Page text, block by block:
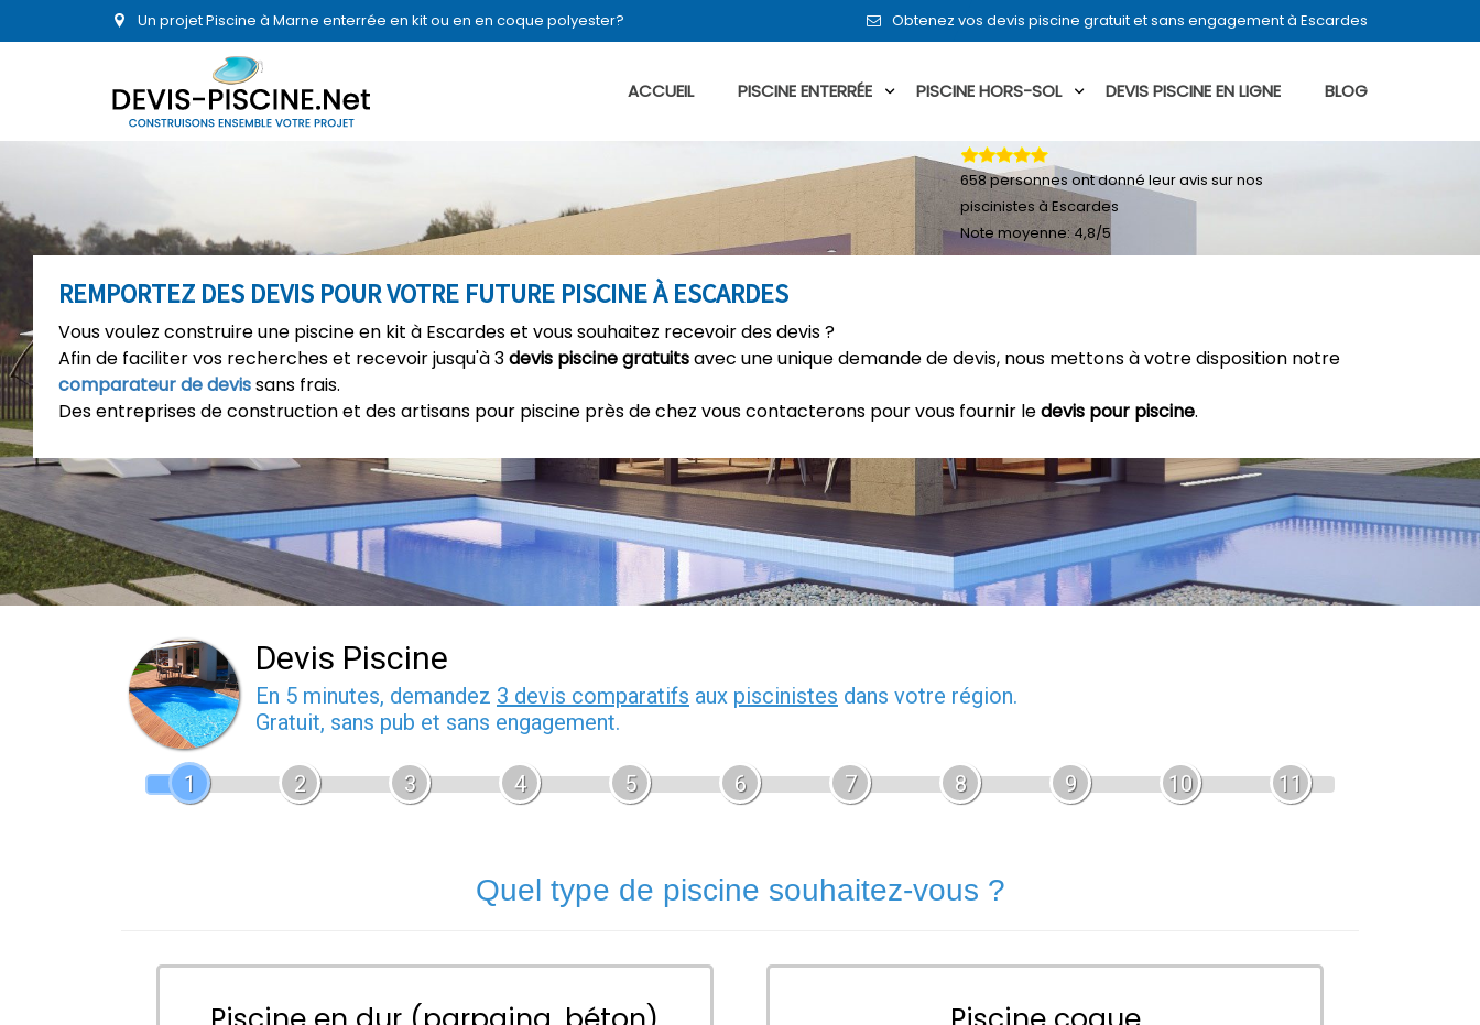
Un projet Piscine à Marne enterrée en kit ou en en coque polyester? Obtenez vos devis piscine gratuit et sans engagement à Escardes
ACCUEIL PISCINE ENTERRÉE PISCINE HORS-SOL DEVIS PISCINE EN LIGNE BLOG
REMPORTEZ DES DEVIS POUR VOTRE FUTURE PISCINE À ESCARDES
Vous voulez construire une piscine en kit à Escardes et vous souhaitez recevoir des devis ?
Afin de faciliter vos recherches et recevoir jusqu'à 3devis piscine gratuitsavec une unique demande de devis, nous mettons à votre disposition notre
comparateur de devissans frais.
Des entreprises de construction et des artisans pour piscine près de chez vous contacterons pour vous fournir ledevis pour piscine.
658personnes ont donné leuravis sur nos
piscinistes à Escardes
Note moyenne:4,8/5
Devis Piscine
En 5 minutes, demandez 3 devis comparatifs aux piscinistes dans votre région.
Gratuit, sans pub et sans engagement.
1 2 3 4 5 6 7 8 9 10 11
Quel type de piscine souhaitez-vous ?